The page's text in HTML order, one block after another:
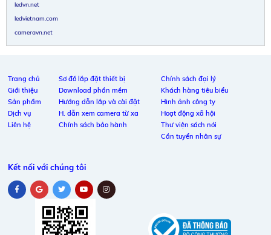
ledvn.net
ledvietnam.com
cameravn.net
Trang chủ
Giới thiệu
Sản phẩm
Dịch vụ
Liên hệ
Sơ đồ lắp đặt thiết bị
Download phần mềm
Hướng dẫn lắp và cài đặt
H. dẫn xem camera từ xa
Chính sách bảo hành
Chính sách đại lý
Khách hàng tiêu biểu
Hình ảnh công ty
Hoạt động xã hội
Thư viện sách nói
Cần tuyển nhân sự
Kết nối với chúng tôi